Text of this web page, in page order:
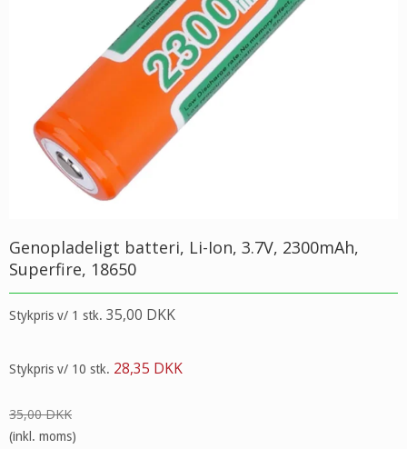
Genopladeligt batteri, Li-Ion, 3.7V, 2300mAh,
Superfire, 18650
Stykpris v/ 1 stk. 35,00 DKK
Stykpris v/ 10 stk. 28,35 DKK
35,00 DKK
(inkl. moms)